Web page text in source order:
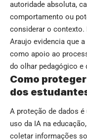
autoridade absoluta,
comportamento ou
considerar o contexto.
Araujo evidencia que
como apoio ao
do olhar pedagógico e
Como
dos
A proteção de dados
uso da IA na
coletar informações